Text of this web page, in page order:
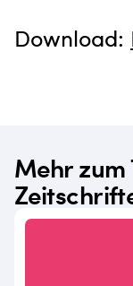
Download:
Mehr zum